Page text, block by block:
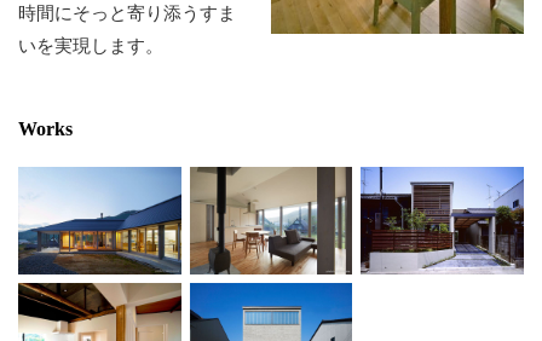
時間にそっと寄り添うすま
いを実現します。
Works